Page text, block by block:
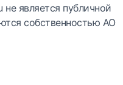
является публичной
собственностью АО